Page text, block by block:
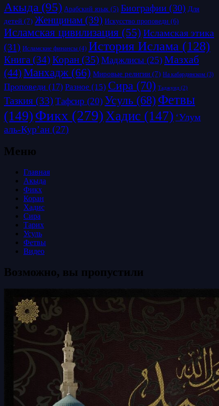
Акыда (95) Арабский язык (5) Биографии (30) Для
детей (7) Женщинам (39) Искусство проповеди (6)
Исламская цивилизация (55) Исламская этика
(31) Исламские финансы (4) История Ислама (128)
Книга (34) Коран (35) Маджлисы (25)Мазхаб
(44)Манхадж (66) Мировые религии (7) На кабардинском (3)
Проповеди (17) Разное (15) Сира (70) Таджуид (2)
Тазкия (33) Тафсир (20)Усуль (68) Фетвы
(149) Фикх (279)Хадис (147) ‘Улум
аль-Кур’ан (27)
Меню
Главная
Акыда
Фикх
Коран
Хадис
Сира
Тарих
Усуль
Фетвы
Видео
Возможно, вы пропустили